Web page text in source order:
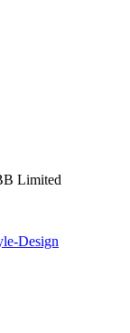
Limited
Design